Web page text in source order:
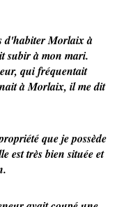
d'habiter Morlaix à
subir à mon mari.
qui fréquentait
à Morlaix, il me dit
que je possède
est très bien située et